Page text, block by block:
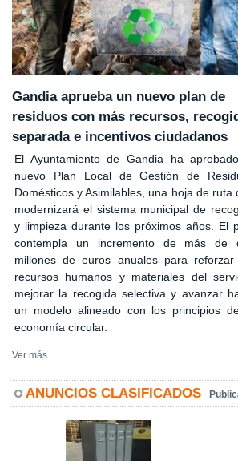
Gandia aprueba un nuevo plan de
residuos con más recursos,
separada e incentivos ciudadanos
El Ayuntamiento de Gandia ha
nuevo Plan Local de Gestión de
Domésticos y Asimilables, una hoja de ruta
modernizará el sistema municipal de
y limpieza durante los próximos años. El
contempla un incremento de más de
millones de euros anuales para reforzar
recursos humanos y materiales del
mejorar la recogida selectiva y avanzar
un modelo alineado con los principios
economía circular.
Ver más
ANUNCIOS CLASIFICADOS